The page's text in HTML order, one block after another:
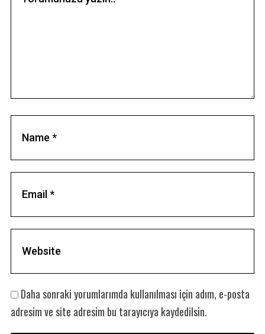
Daha sonraki yorumlarımda kullanılması için adım, e-posta
adresim ve site adresim bu tarayıcıya kaydedilsin.